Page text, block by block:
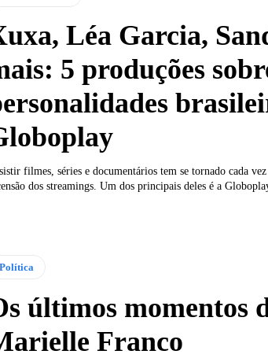
Léa Garcia,
5 produções
filmes, séries e documentários tem se tornado cada
dos streamings. Um dos principais deles é a
Política
últimos momentos
Franco